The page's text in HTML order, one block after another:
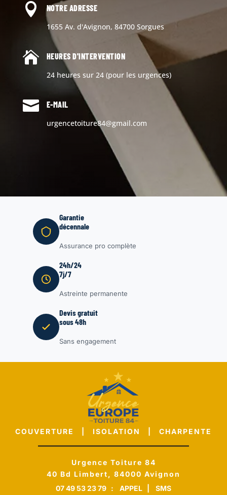

NOTRE ADRESSE
1655 Av. d'Avignon, 84700 Sorgues

HEURES D'INTERVENTION
24 heures sur 24 (pour les urgences)

E-MAIL
urgencetoiture84@gmail.com
Garantie
décennale
Assurance pro complète
24h/24
7j/7
Astreinte permanente
Devis gratuit
sous 48h
Sans engagement
COUVERTURE | ISOLATION | CHARPENTE
Urgence Toiture 84
40 Bd Limbert, 84000 Avignon
07 49 53 23 79 : APPEL SMS